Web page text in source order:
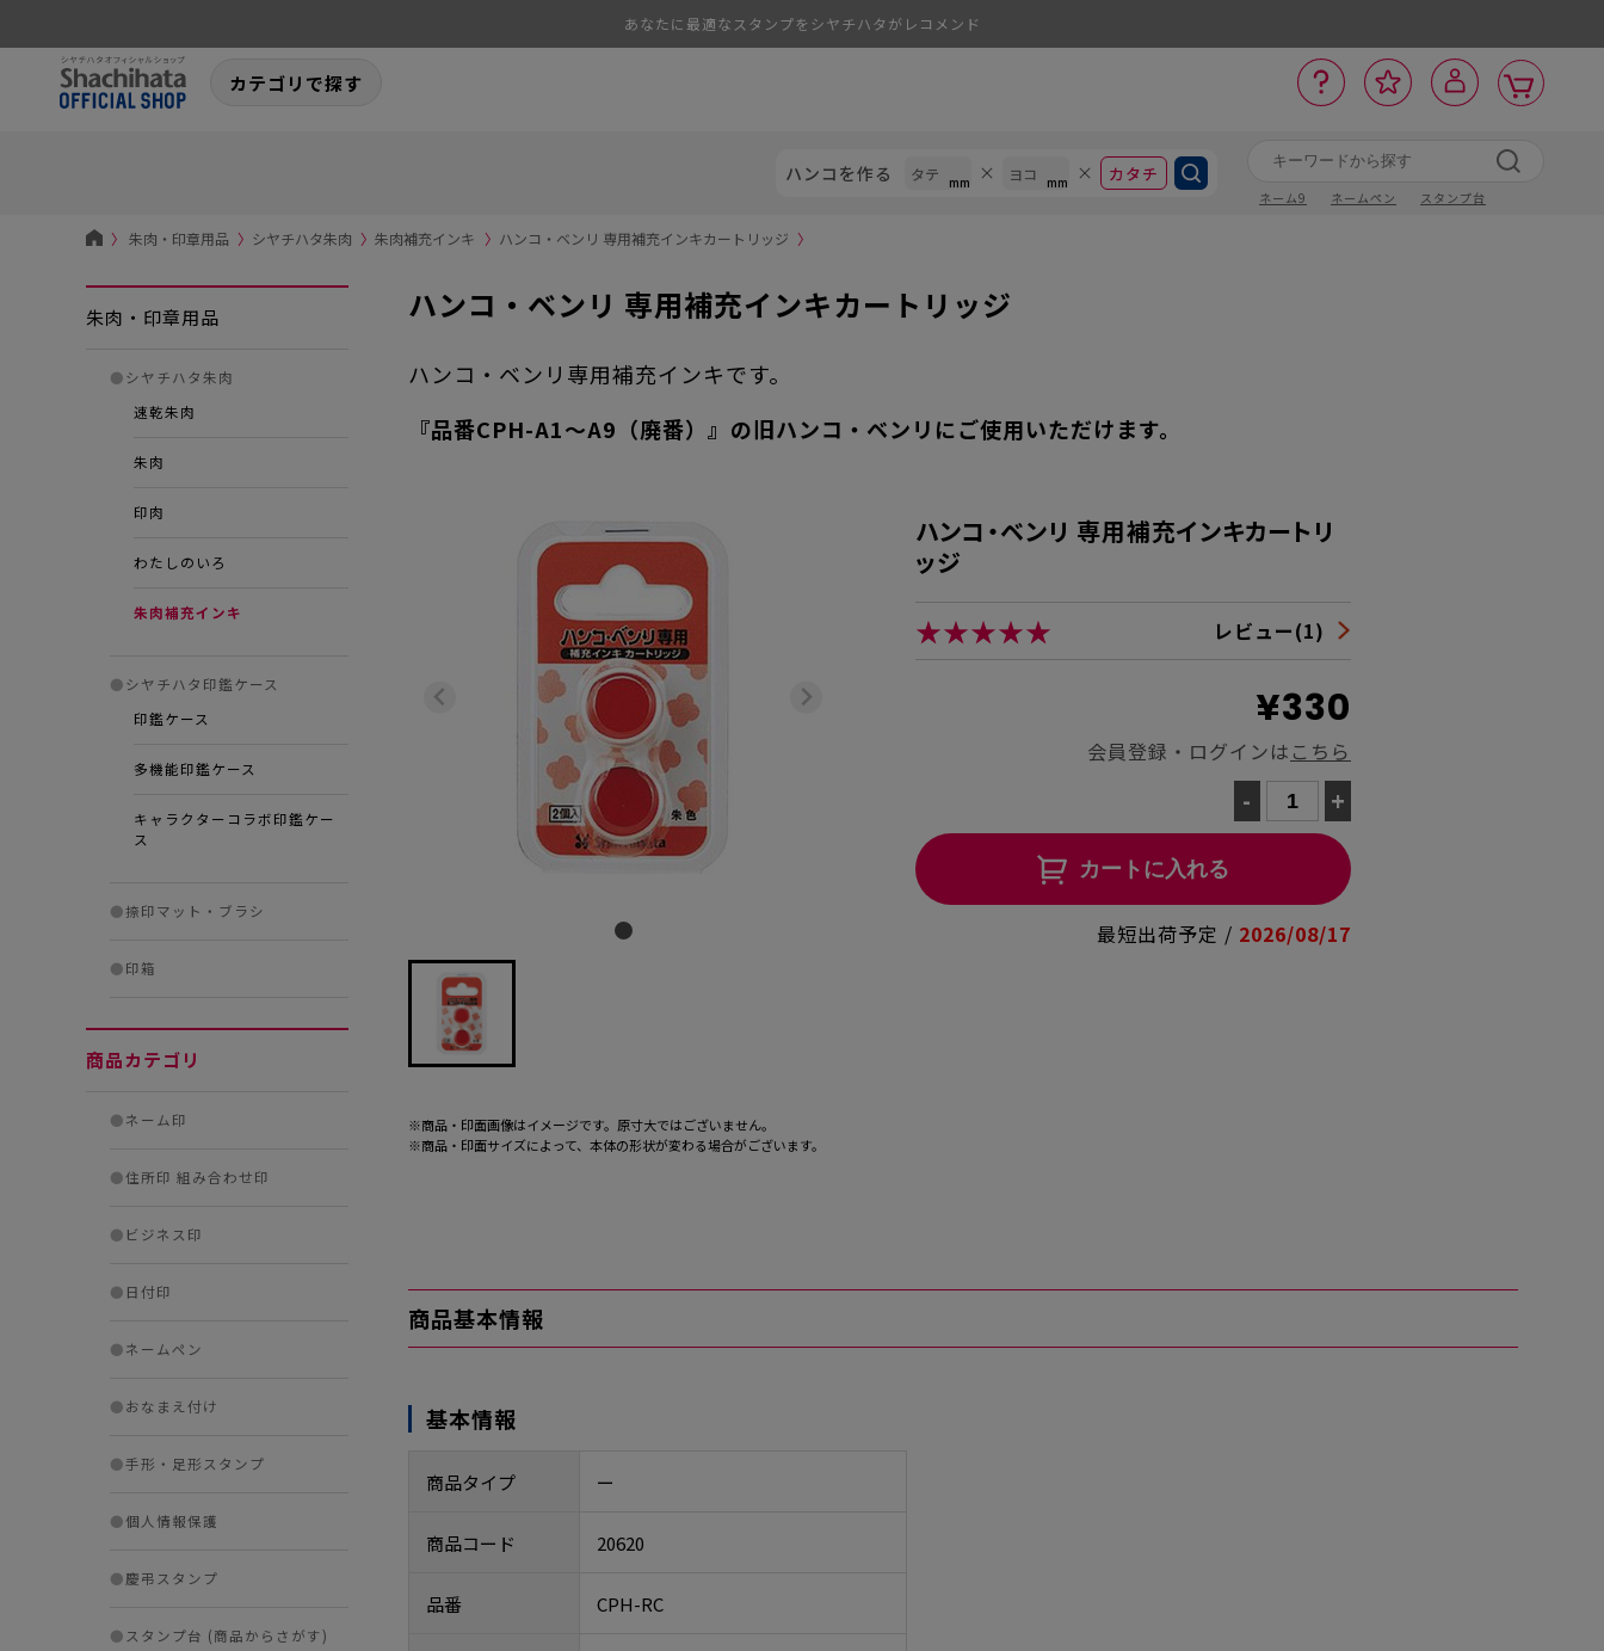
あなたに最適なスタンプをシヤチハタがレコメンド
カテゴリで探す
ハンコを作る カタチ
ネーム9 ネームペン スタンプ台
サ
ポ
ト
ー お
気
に
入
り
ロ
グ
イ
ン ト
ー
〉 朱肉・印章用品 〉 シヤチハタ朱肉 〉朱肉補充インキ 〉 ハンコ・ベンリ 専用補充インキカートリッジ 〉
朱肉・印章用品
●シヤチハタ朱肉
速乾朱肉
朱肉
印肉
わたしのいろ
朱肉補充インキ
●シヤチハタ印鑑ケース
印鑑ケース
多機能印鑑ケース
キャラクターコラボ印鑑ケー
ス
●捺印マット・ブラシ
●印箱
商品カテゴリ
●ネーム印
●住所印 組み合わせ印
● ビジネス印
● 日付印
●ネームペン
●おなまえ付け
●手形・足形スタンプ
●個人情報保護
●慶弔スタンプ
● スタンプ台 (商品からさがす)
ハンコ・ベンリ 専用補充インキカートリッジ
ハンコ・ベンリ専用補充インキです。
『品番CPH-A1～A9（廃番）』の旧ハンコ・ベンリにご使用いただけます。
※商品・印面画像はイメージです。原寸大ではございません。
※商品・印面サイズによって、本体の形状が変わる場合がございます。
ハンコ・ベンリ 専用補充インキカートリ
ッジ
★★★★★ レビュー(1)
¥330
会員登録・ログインは こちら
- +
カートに入れる
最短出荷予定 / 2026/08/17
商品基本情報
基本情報
商品タイプ ー
商品コード 20620
品番 CPH-RC